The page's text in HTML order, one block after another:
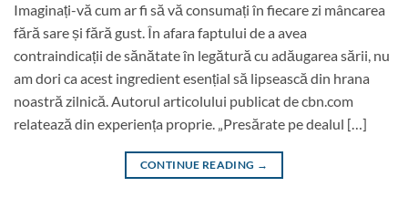
Imaginați-vă cum ar fi să vă consumați în fiecare zi mâncarea
fără sare și fără gust. În afara faptului de a avea
contraindicații de sănătate în legătură cu adăugarea sării, nu
am dori ca acest ingredient esențial să lipsească din hrana
noastră zilnică. Autorul articolului publicat de cbn.com
relatează din experiența proprie. „Presărate pe dealul […]
CONTINUE READING →